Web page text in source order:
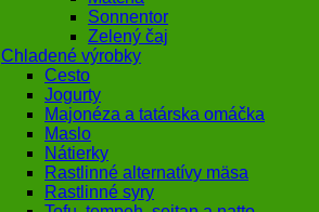
Sonnentor
Zelený čaj
Chladené výrobky
Cesto
Jogurty
Majonéza a tatárska omáčka
Maslo
Nátierky
Rastlinné alternatívy mäsa
Rastlinné syry